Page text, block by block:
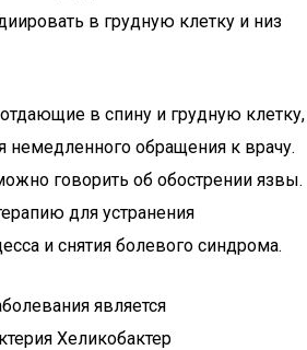
в грудную клетку и низ
в спину и грудную клетку,
немедленного обращения к врачу.
говорить об обострении язвы.
для устранения
и снятия болевого синдрома.
является
Хеликобактер